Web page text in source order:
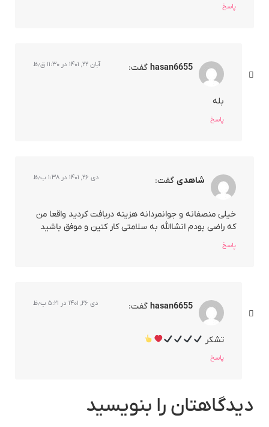
پاسخ
hasan6655 گفت: آبان ۲۲, ۱۴۰۱ در ۱۱:۳۰ ق٫ظ
بله
پاسخ
شاهدی گفت: دی ۲۶, ۱۴۰۱ در ۱:۳۸ ب٫ظ
خیلی منصفانه و جوانمردانه هزینه دریافت کردید واقعا من
که راضی بودم انشاالله به سلامتی کار کنین و موفق باشید
پاسخ
hasan6655 گفت: دی ۲۶, ۱۴۰۱ در ۵:۲۱ ب٫ظ
تشکر
پاسخ
دیدگاهتان را بنویسید